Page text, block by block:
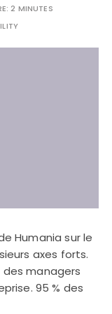
2 MINUTES
Humania sur le
axes forts.
des managers
95 % des